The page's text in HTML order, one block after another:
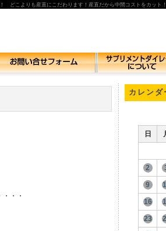
どこよりも産直にこだわります！産直だから中間コストをカット
・・
カレンダ
日
2
9
16
23